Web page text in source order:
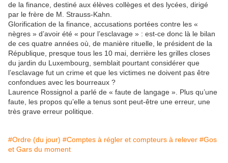
de la finance, destiné aux élèves collèges et des lycées, dirigé
par le frère de M. Strauss-Kahn.
Glorification de la finance, accusations portées contre les «
nègres » d’avoir été « pour l’esclavage » : est-ce donc là le bilan
de ces quatre années où, de manière rituelle, le président de la
République, presque tous les 10 mai, derrière les grilles closes
du jardin du Luxembourg, semblait pourtant considérer que
l’esclavage fut un crime et que les victimes ne doivent pas être
confondues avec les bourreaux ?
Laurence Rossignol a parlé de « faute de langage ». Plus qu’une
faute, les propos qu’elle a tenus sont peut-être une erreur, une
très grave erreur politique.
#Ordre (du jour) #Comptes à régler et compteurs à relever #Gos
et Gars du moment